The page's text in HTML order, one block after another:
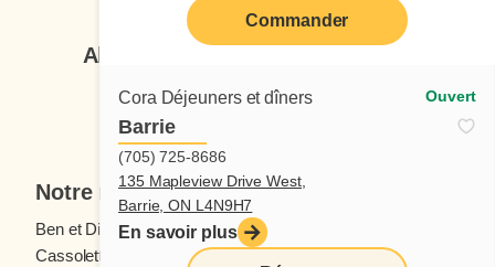
Commander
Cora Déjeuners et dîners Ouvert
Barrie
(705) 725-8686
135 Mapleview Drive West,
Barrie, ON L4N9H7
En savoir plus
Abonnez-vous à notre infolettre
Je veux m'inscrire
Notre menu
Ben et Dictine
Boissons
Cassolettes
Crêpes